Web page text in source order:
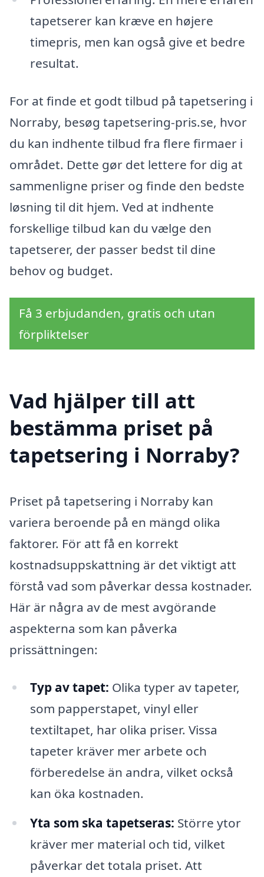
tapetserer kan kræve en højere
timepris, men kan også give et bedre
resultat.
For at finde et godt tilbud på tapetsering i
Norraby, besøg tapetsering-pris.se, hvor
du kan indhente tilbud fra flere firmaer i
området. Dette gør det lettere for dig at
sammenligne priser og finde den bedste
løsning til dit hjem. Ved at indhente
forskellige tilbud kan du vælge den
tapetserer, der passer bedst til dine
behov og budget.
Få 3 erbjudanden, gratis och utan
förpliktelser
Vad hjälper till att
bestämma priset på
tapetsering i Norraby?
Priset på tapetsering i Norraby kan
variera beroende på en mängd olika
faktorer. För att få en korrekt
kostnadsuppskattning är det viktigt att
förstå vad som påverkar dessa kostnader.
Här är några av de mest avgörande
aspekterna som kan påverka
prissättningen:
Typ av tapet: Olika typer av tapeter,
som papperstapet, vinyl eller
textiltapet, har olika priser. Vissa
tapeter kräver mer arbete och
förberedelse än andra, vilket också
kan öka kostnaden.
Yta som ska tapetseras: Större ytor
kräver mer material och tid, vilket
påverkar det totala priset. Att